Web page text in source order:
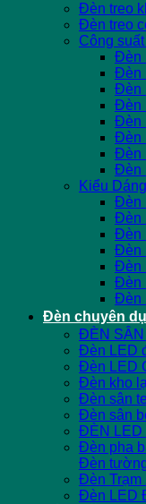
Đèn treo
Đèn treo
Công
Đèn
Đèn
Đèn
Đèn
Đèn
Đèn
Đèn
Đèn
Kiểu
Đèn
Đèn
Đèn
Đèn
Đèn
Đèn
Đèn
Đèn chuyên
ĐÈN SÂN
Đèn LED
Đèn LED
Đèn kho
Đèn sân
Đèn sân
ĐÈN LED
Đèn pha
Đèn
Đèn Trạm
Đèn LED